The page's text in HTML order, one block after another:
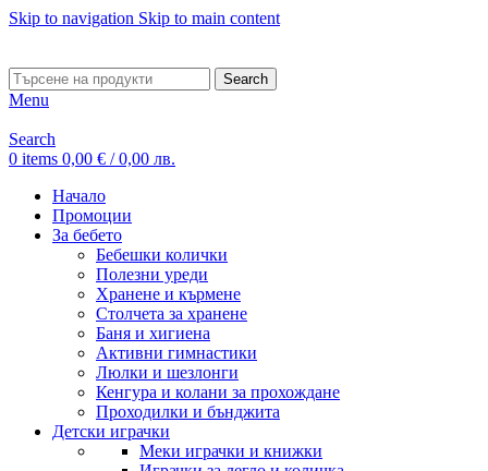
Skip to navigation Skip to main content
Search
Menu
Search
0 items 0,00 € / 0,00 лв.
Начало
Промоции
За бебето
Бебешки колички
Полезни уреди
Хранене и кърмене
Столчета за хранене
Баня и хигиена
Активни гимнастики
Люлки и шезлонги
Кенгура и колани за прохождане
Проходилки и бънджита
Детски играчки
Меки играчки и книжки